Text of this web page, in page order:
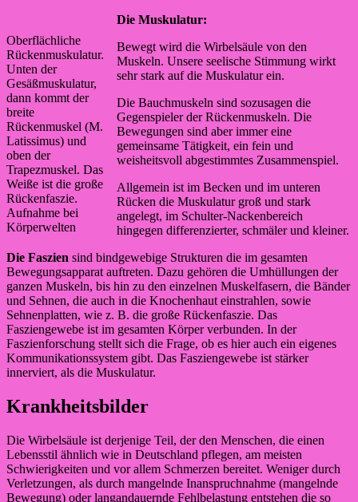
Oberflächliche
Rückenmuskulatur.
Unten der
Gesäßmuskulatur,
dann kommt der
breite
Rückenmuskel (M.
Latissimus) und
oben der
Trapezmuskel. Das
Weiße ist die große
Rückenfaszie.
Aufnahme bei
Körperwelten
Die Muskulatur:
Bewegt wird die Wirbelsäule von den
Muskeln. Unsere seelische Stimmung wirkt
sehr stark auf die Muskulatur ein.
Die Bauchmuskeln sind sozusagen die
Gegenspieler der Rückenmuskeln. Die
Bewegungen sind aber immer eine
gemeinsame Tätigkeit, ein fein und
weisheitsvoll abgestimmtes Zusammenspiel.
Allgemein ist im Becken und im unteren
Rücken die Muskulatur groß und stark
angelegt, im Schulter-Nackenbereich
hingegen differenzierter, schmäler und kleiner.
Die Faszien sind bindgewebige Strukturen die im gesamten
Bewegungsapparat auftreten. Dazu gehören die Umhüllungen der
ganzen Muskeln, bis hin zu den einzelnen Muskelfasern, die Bänder
und Sehnen, die auch in die Knochenhaut einstrahlen, sowie
Sehnenplatten, wie z. B. die große Rückenfaszie. Das
Fasziengewebe ist im gesamten Körper verbunden. In der
Faszienforschung stellt sich die Frage, ob es hier auch ein eigenes
Kommunikationssystem gibt. Das Fasziengewebe ist stärker
innerviert, als die Muskulatur.
Krankheitsbilder
Die Wirbelsäule ist derjenige Teil, der den Menschen, die einen
Lebensstil ähnlich wie in Deutschland pflegen, am meisten
Schwierigkeiten und vor allem Schmerzen bereitet. Weniger durch
Verletzungen, als durch mangelnde Inanspruchnahme (mangelnde
Bewegung) oder langandauernde Fehlbelastung entstehen die so